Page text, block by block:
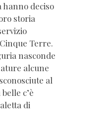
hanno deciso
storia
Terre.
nasconde
alcune
al
c’è
di